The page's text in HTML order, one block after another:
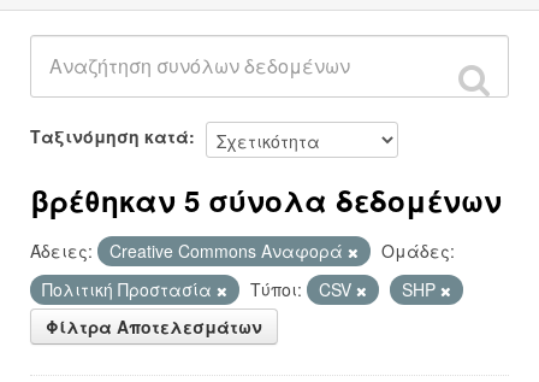
Ταξινόμηση κατά
βρέθηκαν 5 σύνολα δεδομένων
Άδειες: Creative Commons Αναφορά
Ομάδες:
Πολιτική Προστασία
Τύποι: CSV
SHP
Φίλτρα Αποτελεσμάτων